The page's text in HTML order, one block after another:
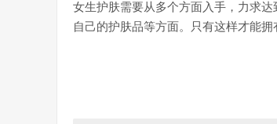
女生护肤需要从多个方面入手，力求
自己的护肤品等方面。只有这样才能拥